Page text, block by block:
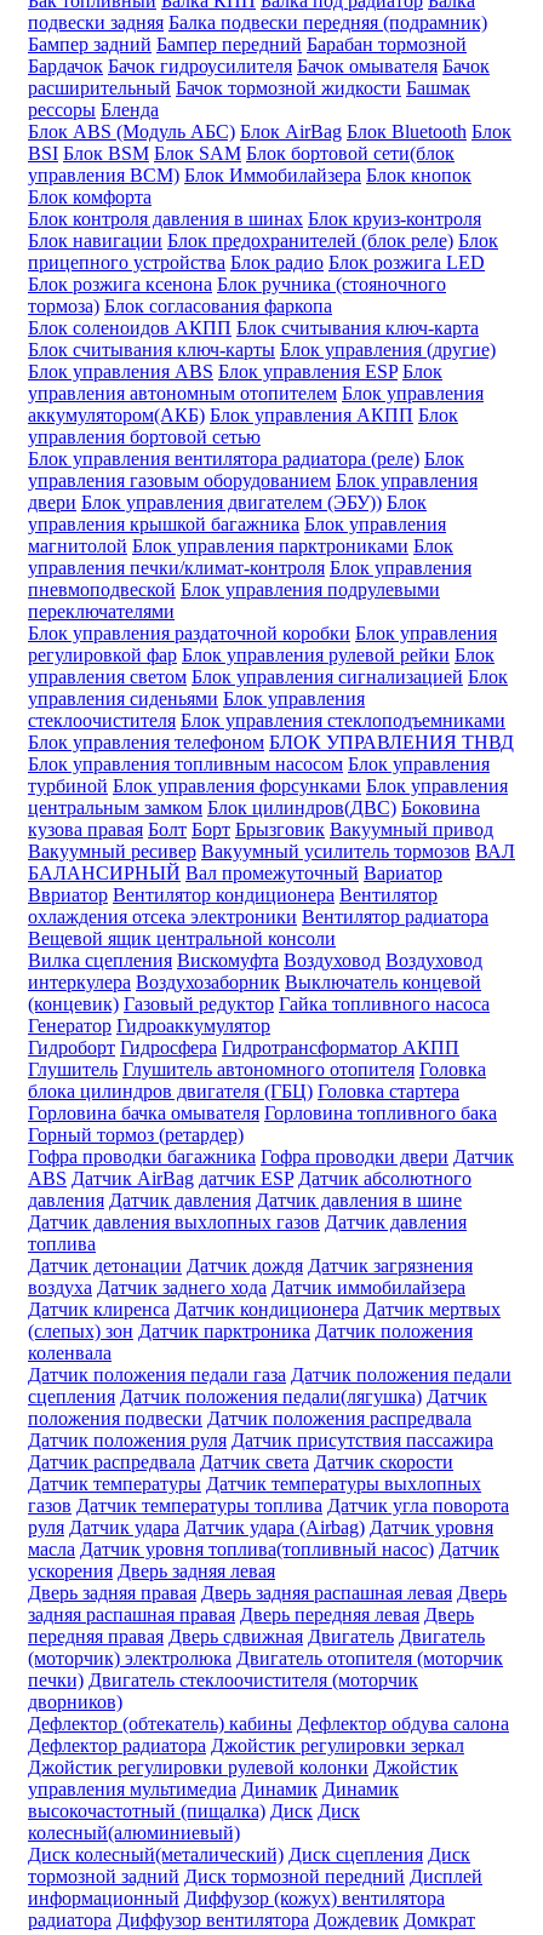
подвески задняя Балка подвески передняя (подрамник)
Бампер задний Бампер передний Барабан тормозной
Бардачок Бачок гидроусилителя Бачок омывателя Бачок
расширительный Бачок тормозной жидкости Башмак
рессоры Бленда
Блок ABS (Модуль АБС) Блок AirBag Блок Bluetooth Блок
BSI Блок BSM Блок SAM Блок бортовой сети(блок
управления BCM) Блок Иммобилайзера Блок кнопок
Блок комфорта
Блок контроля давления в шинах Блок круиз-контроля
Блок навигации Блок предохранителей (блок реле) Блок
прицепного устройства Блок радио Блок розжига LED
Блок розжига ксенона Блок ручника (стояночного
тормоза) Блок согласования фаркопа
Блок соленоидов АКПП Блок считывания ключ-карта
Блок считывания ключ-карты Блок управления (другие)
Блок управления ABS Блок управления ESP Блок
управления автономным отопителем Блок управления
аккумулятором(АКБ) Блок управления АКПП Блок
управления бортовой сетью
Блок управления вентилятора радиатора (реле) Блок
управления газовым оборудованием Блок управления
двери Блок управления двигателем (ЭБУ)) Блок
управления крышкой багажника Блок управления
магнитолой Блок управления парктрониками Блок
управления печки/климат-контроля Блок управления
пневмоподвеской Блок управления подрулевыми
переключателями
Блок управления раздаточной коробки Блок управления
регулировкой фар Блок управления рулевой рейки Блок
управления светом Блок управления сигнализацией Блок
управления сиденьями Блок управления
стеклоочистителя Блок управления стеклоподъемниками
Блок управления телефоном БЛОК УПРАВЛЕНИЯ ТНВД
Блок управления топливным насосом Блок управления
турбиной Блок управления форсунками Блок управления
центральным замком Блок цилиндров(ДВС) Боковина
кузова правая Болт Борт Брызговик Вакуумный привод
Вакуумный ресивер Вакуумный усилитель тормозов ВАЛ
БАЛАНСИРНЫЙ Вал промежуточный Вариатор
Ввриатор Вентилятор кондиционера Вентилятор
охлаждения отсека электроники Вентилятор радиатора
Вещевой ящик центральной консоли
Вилка сцепления Вискомуфта Воздуховод Воздуховод
интеркулера Воздухозаборник Выключатель концевой
(концевик) Газовый редуктор Гайка топливного насоса
Генератор Гидроаккумулятор
Гидроборт Гидросфера Гидротрансформатор АКПП
Глушитель Глушитель автономного отопителя Головка
блока цилиндров двигателя (ГБЦ) Головка стартера
Горловина бачка омывателя Горловина топливного бака
Горный тормоз (ретардер)
Гофра проводки багажника Гофра проводки двери Датчик
ABS Датчик AirBag датчик ESP Датчик абсолютного
давления Датчик давления Датчик давления в шине
Датчик давления выхлопных газов Датчик давления
топлива
Датчик детонации Датчик дождя Датчик загрязнения
воздуха Датчик заднего хода Датчик иммобилайзера
Датчик клиренса Датчик кондиционера Датчик мертвых
(слепых) зон Датчик парктроника Датчик положения
коленвала
Датчик положения педали газа Датчик положения педали
сцепления Датчик положения педали(лягушка) Датчик
положения подвески Датчик положения распредвала
Датчик положения руля Датчик присутствия пассажира
Датчик распредвала Датчик света Датчик скорости
Датчик температуры Датчик температуры выхлопных
газов Датчик температуры топлива Датчик угла поворота
руля Датчик удара Датчик удара (Airbag) Датчик уровня
масла Датчик уровня топлива(топливный насос) Датчик
ускорения Дверь задняя левая
Дверь задняя правая Дверь задняя распашная левая Дверь
задняя распашная правая Дверь передняя левая Дверь
передняя правая Дверь сдвижная Двигатель Двигатель
(моторчик) электролюка Двигатель отопителя (моторчик
печки) Двигатель стеклоочистителя (моторчик
дворников)
Дефлектор (обтекатель) кабины Дефлектор обдува салона
Дефлектор радиатора Джойстик регулировки зеркал
Джойстик регулировки рулевой колонки Джойстик
управления мультимедиа Динамик Динамик
высокочастотный (пищалка) Диск Диск
колесный(алюминиевый)
Диск колесный(металический) Диск сцепления Диск
тормозной задний Диск тормозной передний Дисплей
информационный Диффузор (кожух) вентилятора
радиатора Диффузор вентилятора Дождевик Домкрат